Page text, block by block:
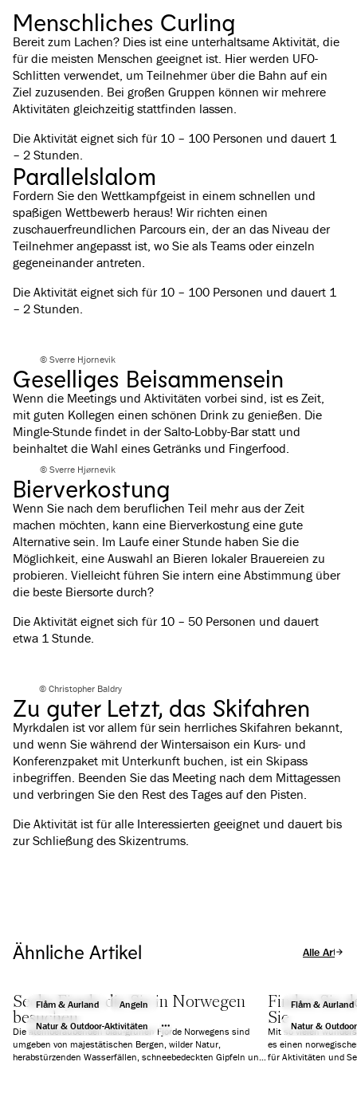
Menschliches Curling
Bereit zum Lachen? Dies ist eine unterhaltsame Aktivität, die
für die meisten Menschen geeignet ist. Hier werden UFO-
Schlitten verwendet, um Teilnehmer über die Bahn auf ein
Ziel zuzusenden. Bei großen Gruppen können wir mehrere
Aktivitäten gleichzeitig stattfinden lassen.
Die Aktivität eignet sich für 10 – 100 Personen und dauert 1
– 2 Stunden.
Parallelslalom
Fordern Sie den Wettkampfgeist in einem schnellen und
spaßigen Wettbewerb heraus! Wir richten einen
zuschauerfreundlichen Parcours ein, der an das Niveau der
Teilnehmer angepasst ist, wo Sie als Teams oder einzeln
gegeneinander antreten.
Die Aktivität eignet sich für 10 – 100 Personen und dauert 1
– 2 Stunden.
© Sverre Hjornevik
Geselliges Beisammensein
Wenn die Meetings und Aktivitäten vorbei sind, ist es Zeit,
mit guten Kollegen einen schönen Drink zu genießen. Die
Mingle-Stunde findet in der Salto-Lobby-Bar statt und
beinhaltet die Wahl eines Getränks und Fingerfood.
© Sverre Hjørnevik
Bierverkostung
Wenn Sie nach dem beruflichen Teil mehr aus der Zeit
machen möchten, kann eine Bierverkostung eine gute
Alternative sein. Im Laufe einer Stunde haben Sie die
Möglichkeit, eine Auswahl an Bieren lokaler Brauereien zu
probieren. Vielleicht führen Sie intern eine Abstimmung über
die beste Biersorte durch?
Die Aktivität eignet sich für 10 – 50 Personen und dauert
etwa 1 Stunde.
© Christopher Baldry
Zu guter Letzt, das Skifahren
Myrkdalen ist vor allem für sein herrliches Skifahren bekannt,
und wenn Sie während der Wintersaison ein Kurs- und
Konferenzpaket mit Unterkunft buchen, ist ein Skipass
inbegriffen. Beenden Sie das Meeting nach dem Mittagessen
und verbringen Sie den Rest des Tages auf den Pisten.
Die Aktivität ist für alle Interessierten geeignet und dauert bis
zur Schließung des Skizentrums.
Ähnliche Artikel Alle Artikel
Flåm & Aurland
Angeln
Natur & Outdoor-Aktivitäten
Sechs Fjorde die Sie in Norwegen
besuchen
Die atemberaubenden blau-grünen Fjorde Norwegens sind
umgeben von majestätischen Bergen, wilder Natur,
herabstürzenden Wasserfällen, schneebedeckten Gipfeln und
Flåm & Aurland
Natur &
Finden Sie
Sie
Mit so vielen
es einen
für Aktivitäten und